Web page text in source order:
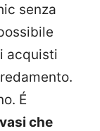
senza
acquisti
É
che